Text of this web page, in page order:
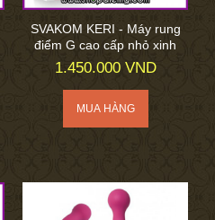
SVAKOM KERI - Máy rung
điểm G cao cấp nhỏ xinh
1.450.000 VND